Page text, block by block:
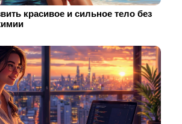
красивое и сильное тело без